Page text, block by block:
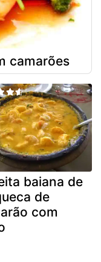
camarões
baiana de
de
com